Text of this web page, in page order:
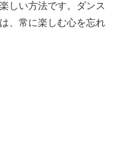
しい方法です。ダンス
、常に楽しむ心を忘れ